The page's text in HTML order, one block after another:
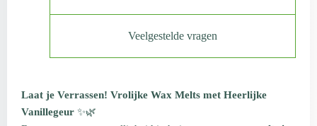
Veelgestelde vragen
Laat je Verrassen! Vrolijke Wax Melts met Heerlijke
Vanillegeur ✨🌿